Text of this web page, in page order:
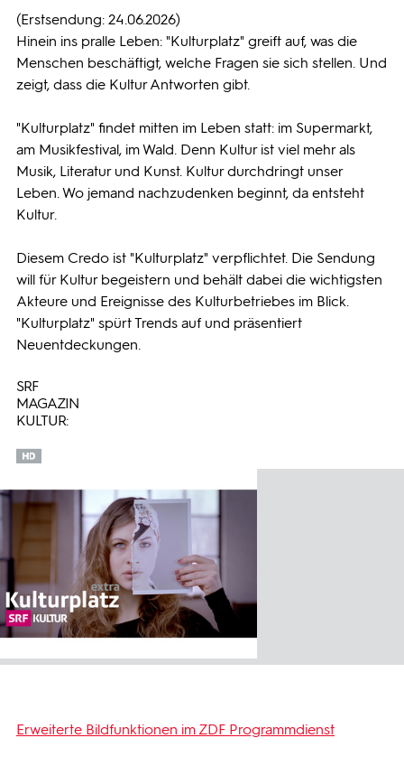
3sat
(Erstsendung: 24.06.2026)
Hinein ins pralle Leben: "Kulturplatz" greift auf, was die
Menschen beschäftigt, welche Fragen sie sich stellen. Und
zeigt, dass die Kultur Antworten gibt.
"Kulturplatz" findet mitten im Leben statt: im Supermarkt,
am Musikfestival, im Wald. Denn Kultur ist viel mehr als
Musik, Literatur und Kunst. Kultur durchdringt unser
Leben. Wo jemand nachzudenken beginnt, da entsteht
Kultur.
Diesem Credo ist "Kulturplatz" verpflichtet. Die Sendung
will für Kultur begeistern und behält dabei die wichtigsten
Akteure und Ereignisse des Kulturbetriebes im Blick.
"Kulturplatz" spürt Trends auf und präsentiert
Neuentdeckungen.
SRF
MAGAZIN
KULTUR:
Erweiterte Bildfunktionen im ZDF Programmdienst